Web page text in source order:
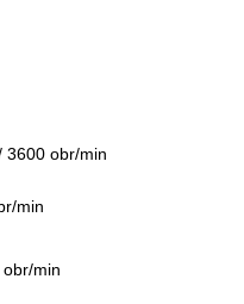
3600 obr/min
min
obr/min